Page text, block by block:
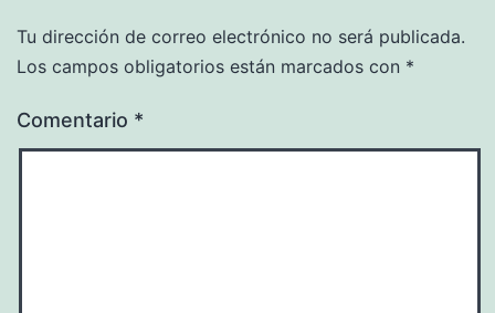
Tu dirección de correo electrónico no será publicada.
Los campos obligatorios están marcados con *
Comentario *